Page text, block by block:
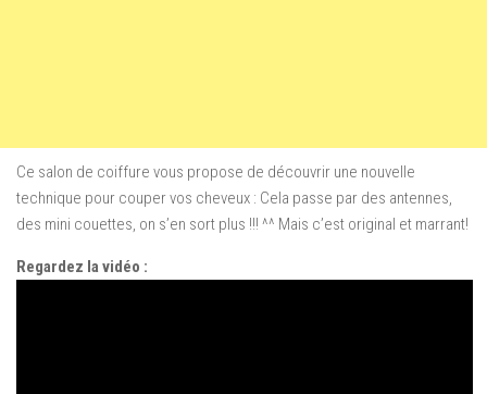
Ce salon de coiffure vous propose de découvrir une nouvelle
technique pour couper vos cheveux : Cela passe par des antennes,
des mini couettes, on s’en sort plus !!! ^^ Mais c’est original et marrant!
Regardez la vidéo :